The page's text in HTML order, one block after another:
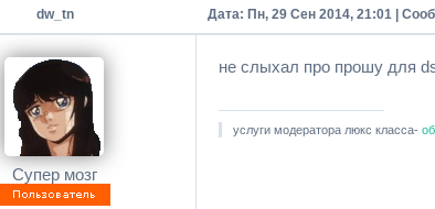
dw_tn Дата: Пн, 29 Сен 2014, 21:01 |
Супер мозг
не слыхал про прошу для
услуги модератора люкс класса-